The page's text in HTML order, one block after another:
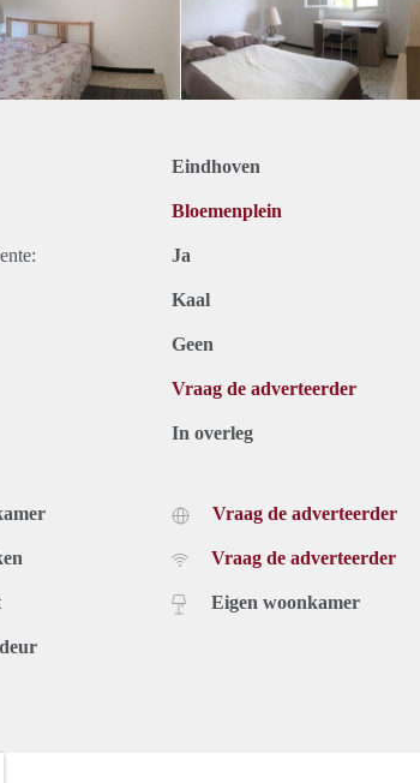
Eindhoven
Bloemenplein
Ja
Kaal
Geen
Vraag de adverteerder
In overleg
Vraag de adverteerder
Vraag de adverteerder
Eigen woonkamer